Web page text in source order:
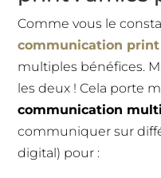
Comme vous le
communication
multiples bénéfices.
les deux ! Cela porte
communication
communiquer sur
digital) pour :